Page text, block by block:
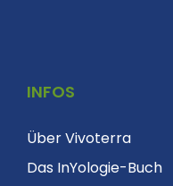
INFOS
Über Vivoterra
Das InYologie-Buch